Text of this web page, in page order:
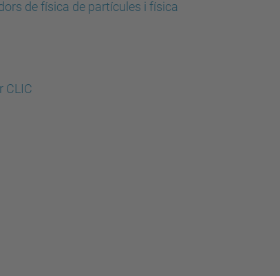
de física de partícules i física
CLIC